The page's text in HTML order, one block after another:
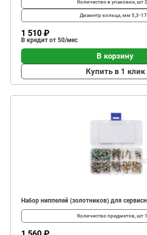
Количество в упаковке, шт
Диаметр кольца, мм 5,3-
1 510 ₽
В кредит от 50/мес
В корзину
Купить в 1 клик
Набор ниппелей (золотников) для
Количество предметов, шт